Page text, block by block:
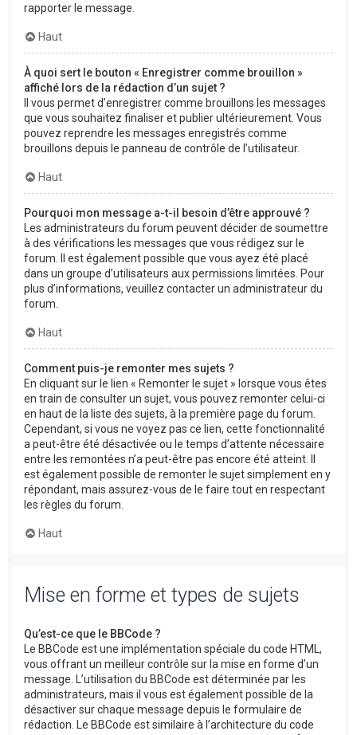
rapporter le message.
Haut
À quoi sert le bouton « Enregistrer comme brouillon »
affiché lors de la rédaction d’un sujet ?
Il vous permet d’enregistrer comme brouillons les messages
que vous souhaitez finaliser et publier ultérieurement. Vous
pouvez reprendre les messages enregistrés comme
brouillons depuis le panneau de contrôle de l’utilisateur.
Haut
Pourquoi mon message a-t-il besoin d’être approuvé ?
Les administrateurs du forum peuvent décider de soumettre
à des vérifications les messages que vous rédigez sur le
forum. Il est également possible que vous ayez été placé
dans un groupe d’utilisateurs aux permissions limitées. Pour
plus d’informations, veuillez contacter un administrateur du
forum.
Haut
Comment puis-je remonter mes sujets ?
En cliquant sur le lien « Remonter le sujet » lorsque vous êtes
en train de consulter un sujet, vous pouvez remonter celui-ci
en haut de la liste des sujets, à la première page du forum.
Cependant, si vous ne voyez pas ce lien, cette fonctionnalité
a peut-être été désactivée ou le temps d’attente nécessaire
entre les remontées n’a peut-être pas encore été atteint. Il
est également possible de remonter le sujet simplement en y
répondant, mais assurez-vous de le faire tout en respectant
les règles du forum.
Haut
Mise en forme et types de sujets
Qu’est-ce que le BBCode ?
Le BBCode est une implémentation spéciale du code HTML,
vous offrant un meilleur contrôle sur la mise en forme d’un
message. L’utilisation du BBCode est déterminée par les
administrateurs, mais il vous est également possible de la
désactiver sur chaque message depuis le formulaire de
rédaction. Le BBCode est similaire à l’architecture du code